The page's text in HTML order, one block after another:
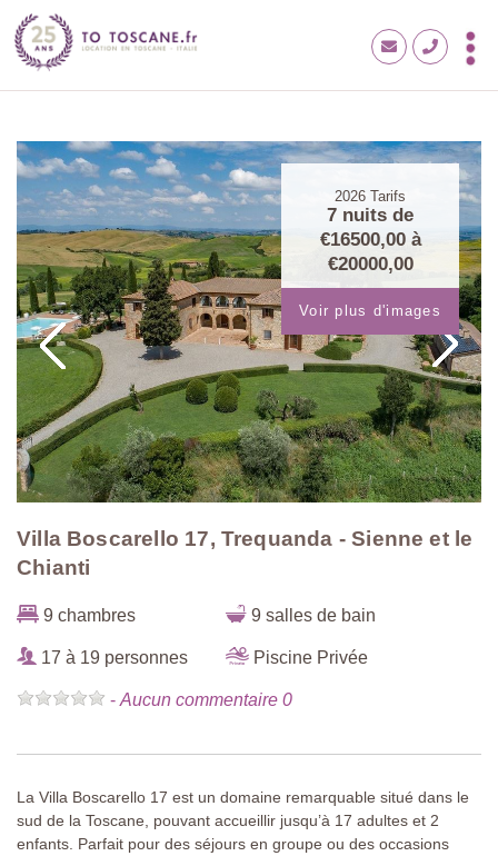
2026 Tarifs
7 nuits de
€16500,00à
€20000,00
Voir plus d'images
Villa Boscarello 17, Trequanda - Sienne et le
Chianti
9 chambres 9 salles de bain
17 à 19 personnes Piscine Privée
- Aucun commentaire 0
La Villa Boscarello 17 est un domaine remarquable situé dans le
sud de la Toscane, pouvant accueillir jusqu’à 17 adultes et 2
enfants. Parfait pour des séjours en groupe ou des occasions